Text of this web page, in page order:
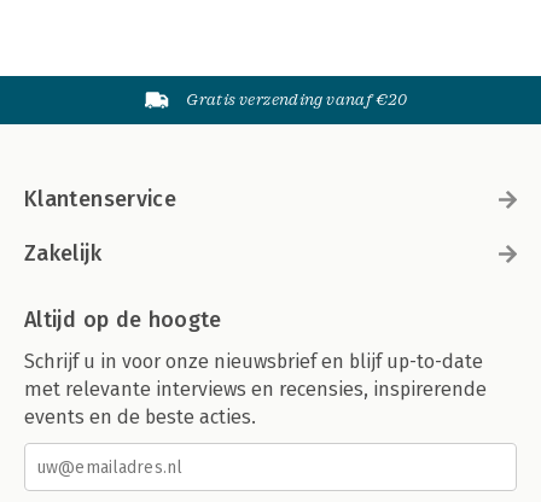
Gratis verzending vanaf €20
Klantenservice
Zakelijk
Altijd op de hoogte
Schrijf u in voor onze nieuwsbrief en blijf up-to-date
met relevante interviews en recensies, inspirerende
events en de beste acties.